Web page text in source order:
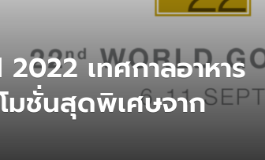
เทศกาลอาหาร
มชั่นสุดพิเศษจาก